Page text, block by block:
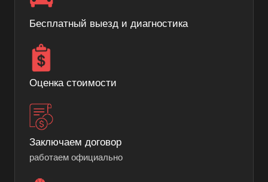
Бесплатный выезд и диагностика
Оценка стоимости
Заключаем договор
работаем официально